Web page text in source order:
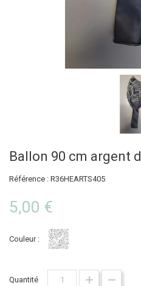
Ballon 90 cm argent
Référence : R36HEARTS405
5,00 €
Couleur : Argent
Quantité